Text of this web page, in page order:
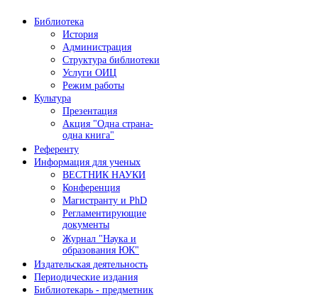
Библиотека
История
Администрация
Структура библиотеки
Услуги ОИЦ
Режим работы
Культура
Презентация
Акция "Одна страна-
одна книга"
Референту
Информация для ученых
ВЕСТНИК НАУКИ
Конференция
Магистранту и PhD
Регламентирующие
документы
Журнал "Наука и
образования ЮК"
Издательская деятельность
Периодические издания
Библиотекарь - предметник